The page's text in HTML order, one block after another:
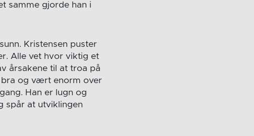
samme gjorde han i
Kristensen puster
Alle vet hvor viktig et
årsakene til at troa på
bra og vært enorm over
Han er lugn og
spår at utviklingen